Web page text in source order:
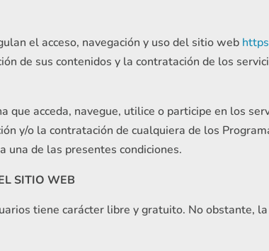
el acceso, navegación y uso del sitio web
de sus contenidos y la contratación de los
que acceda, navegue, utilice o participe en los
y/o la contratación de cualquiera de los
una de las presentes condiciones.
SITIO WEB
tiene carácter libre y gratuito. No obstante,